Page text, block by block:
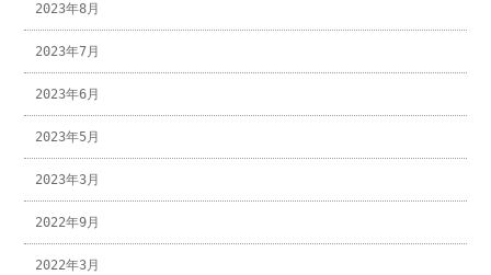
2023年8月
2023年7月
2023年6月
2023年5月
2023年3月
2022年9月
2022年3月